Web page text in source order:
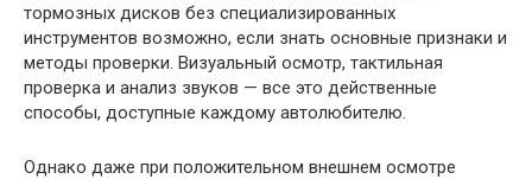
тормозных дисков без специализированных
инструментов возможно, если знать основные признаки и
методы проверки. Визуальный осмотр, тактильная
проверка и анализ звуков — все это действенные
способы, доступные каждому автолюбителю.
Однако даже при положительном внешнем осмотре